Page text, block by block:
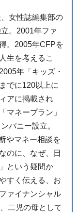
女性誌編集部の
。2001年ファ
。2005年CFPを
生を考えるこ
年「キッズ・
でに120以上に
アに掲載され
マネープラン」
パニー設立。
やマネー相談を
のに、なぜ、日
という疑問か
すく伝える、お
ァイナンシャル
二児の母として